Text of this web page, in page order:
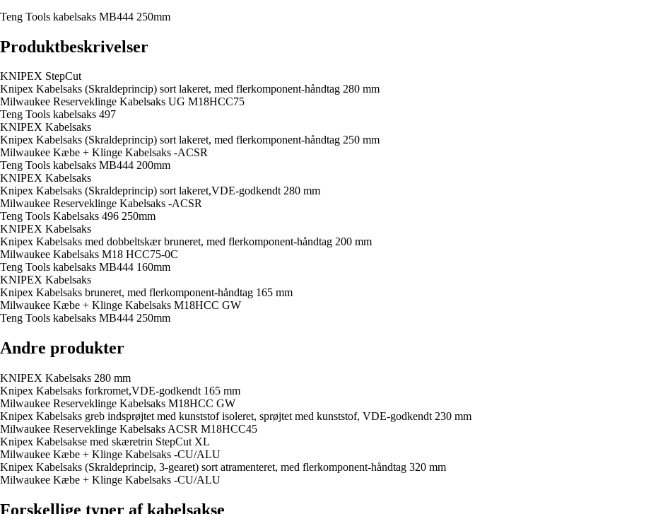
Teng Tools kabelsaks MB444 250mm
Produktbeskrivelser
KNIPEX StepCut
Knipex Kabelsaks (Skraldeprincip) sort lakeret, med flerkomponent-håndtag 280 mm
Milwaukee Reserveklinge Kabelsaks UG M18HCC75
Teng Tools kabelsaks 497
KNIPEX Kabelsaks
Knipex Kabelsaks (Skraldeprincip) sort lakeret, med flerkomponent-håndtag 250 mm
Milwaukee Kæbe + Klinge Kabelsaks -ACSR
Teng Tools kabelsaks MB444 200mm
KNIPEX Kabelsaks
Knipex Kabelsaks (Skraldeprincip) sort lakeret,VDE-godkendt 280 mm
Milwaukee Reserveklinge Kabelsaks -ACSR
Teng Tools Kabelsaks 496 250mm
KNIPEX Kabelsaks
Knipex Kabelsaks med dobbeltskær bruneret, med flerkomponent-håndtag 200 mm
Milwaukee Kabelsaks M18 HCC75-0C
Teng Tools kabelsaks MB444 160mm
KNIPEX Kabelsaks
Knipex Kabelsaks bruneret, med flerkomponent-håndtag 165 mm
Milwaukee Kæbe + Klinge Kabelsaks M18HCC GW
Teng Tools kabelsaks MB444 250mm
Andre produkter
KNIPEX Kabelsaks 280 mm
Knipex Kabelsaks forkromet,VDE-godkendt 165 mm
Milwaukee Reserveklinge Kabelsaks M18HCC GW
Knipex Kabelsaks greb indsprøjtet med kunststof isoleret, sprøjtet med kunststof, VDE-godkendt 230 mm
Milwaukee Reserveklinge Kabelsaks ACSR M18HCC45
Knipex Kabelsakse med skæretrin StepCut XL
Milwaukee Kæbe + Klinge Kabelsaks -CU/ALU
Knipex Kabelsaks (Skraldeprincip, 3-gearet) sort atramenteret, med flerkomponent-håndtag 320 mm
Milwaukee Kæbe + Klinge Kabelsaks -CU/ALU
Forskellige typer af kabelsakse